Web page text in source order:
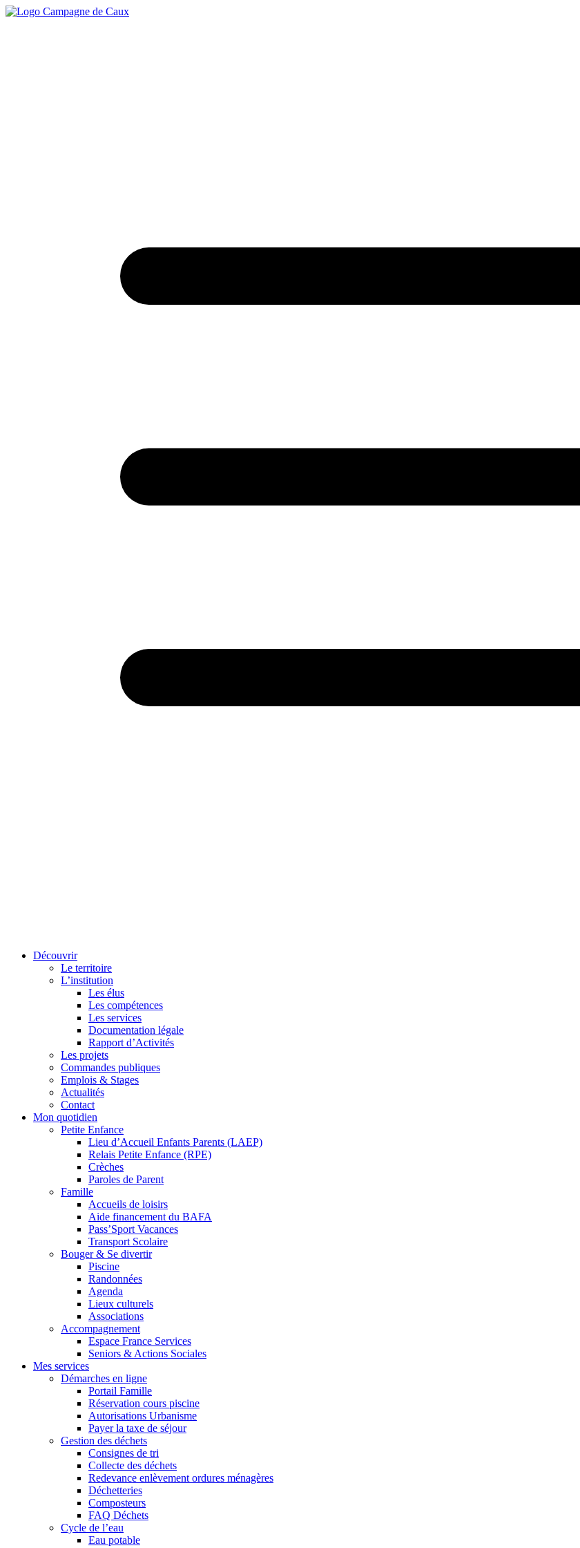
Découvrir
Le territoire
L’institution
Les élus
Les compétences
Les services
Documentation légale
Rapport d’Activités
Les projets
Commandes publiques
Emplois & Stages
Actualités
Contact
Mon quotidien
Petite Enfance
Lieu d’Accueil Enfants Parents (LAEP)
Relais Petite Enfance (RPE)
Crèches
Paroles de Parent
Famille
Accueils de loisirs
Aide financement du BAFA
Pass’Sport Vacances
Transport Scolaire
Bouger & Se divertir
Piscine
Randonnées
Agenda
Lieux culturels
Associations
Accompagnement
Espace France Services
Seniors & Actions Sociales
Mes services
Démarches en ligne
Portail Famille
Réservation cours piscine
Autorisations Urbanisme
Payer la taxe de séjour
Gestion des déchets
Consignes de tri
Collecte des déchets
Redevance enlèvement ordures ménagères
Déchetteries
Composteurs
FAQ Déchets
Cycle de l’eau
Eau potable